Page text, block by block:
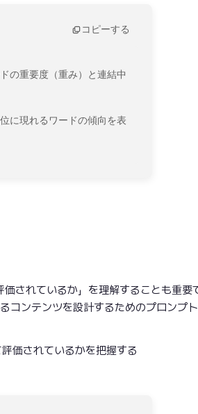
コピーする
の重要度（重み）と連結中
に現れるワードの傾向を表
されているか」を理解することも重要
コンテンツを設計するためのプロンプ
価されているかを把握する